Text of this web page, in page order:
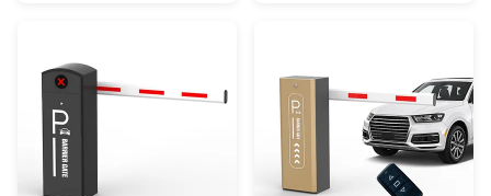
maintenance-free.The product ...